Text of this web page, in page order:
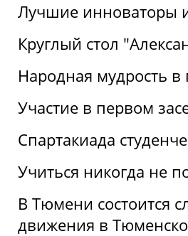
Лучшие инноваторы
Круглый стол
Народная мудрость в
Участие в первом
Спартакиада
Учиться никогда не
В Тюмени состоится
движения в